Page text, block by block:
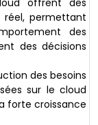
permettant
des
des décisions
des besoins
sur le cloud
forte croissance